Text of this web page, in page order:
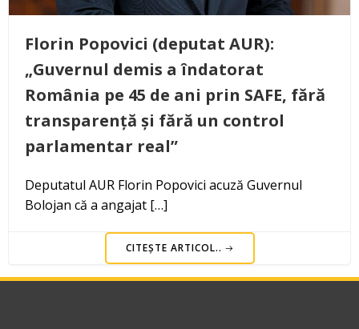
Florin Popovici (deputat AUR):
„Guvernul demis a îndatorat
România pe 45 de ani prin SAFE, fără
transparență și fără un control
parlamentar real”
Deputatul AUR Florin Popovici acuză Guvernul
Bolojan că a angajat […]
CITEȘTE ARTICOL..